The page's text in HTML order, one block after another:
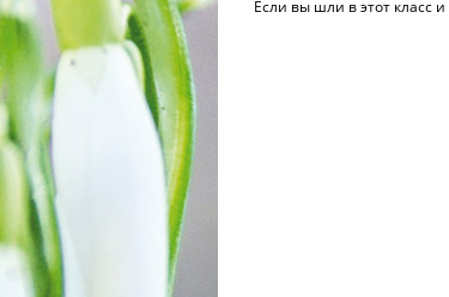
Если вы шли в этот класс и